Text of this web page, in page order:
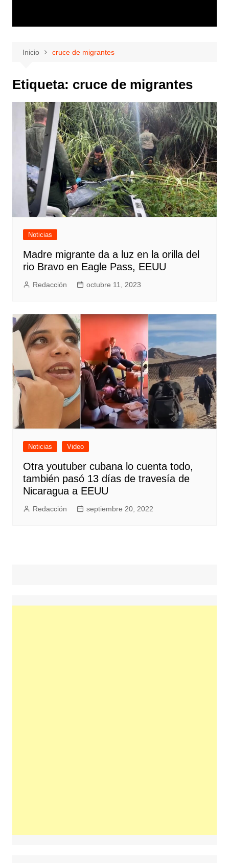
Inicio cruce de migrantes
Etiqueta: cruce de migrantes
Noticias
Madre migrante da a luz en la orilla del
rio Bravo en Eagle Pass, EEUU
Redacción octubre 11, 2023
Noticias Video
Otra youtuber cubana lo cuenta todo,
también pasó 13 días de travesía de
Nicaragua a EEUU
Redacción septiembre 20, 2022